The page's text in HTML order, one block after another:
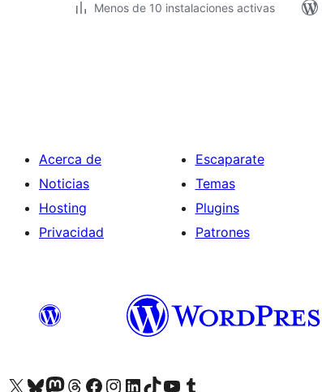
Menos de 10 instalaciones activas
Acerca de
Noticias
Hosting
Privacidad
Escaparate
Temas
Plugins
Patrones
Visitá nuestra cuenta de X (anteriormente Twitter)
Visitá nuestra cuenta de Bluesky
Visitá nuestra cuenta de Mastodon
Visitá nuestra cuenta de Threads
Visitá nuestra página de Facebook
Visitá nuestra cuenta de Instagram
Visitá nuestra cuenta de LinkedIn
Visitá nuestra cuenta de TikTok
Visitá nuestro canal de YouTube
Visitá nuestra cuenta de Tumblr